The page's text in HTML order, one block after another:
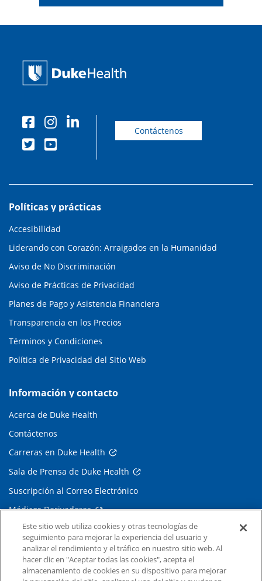
Contáctenos
Políticas y prácticas
Accesibilidad
Liderando con Corazón: Arraigados en la Humanidad
Aviso de No Discriminación
Aviso de Prácticas de Privacidad
Planes de Pago y Asistencia Financiera
Transparencia en los Precios
Términos y Condiciones
Política de Privacidad del Sitio Web
Información y contacto
Acerca de Duke Health
Contáctenos
Carreras en Duke Health
Sala de Prensa de Duke Health
Suscripción al Correo Electrónico
Médicos Derivadores
Enlaces relacionados
Duke Cancer Institute
Este sitio web utiliza cookies y otras tecnologías de
seguimiento para mejorar la experiencia del usuario y
analizar el rendimiento y el tráfico en nuestro sitio web. Al
hacer clic en "Aceptar todas las cookies", acepta el
almacenamiento de cookies en su dispositivo para mejorar